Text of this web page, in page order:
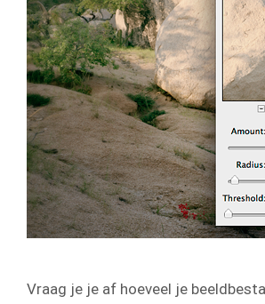
Vraag je je af hoeveel je